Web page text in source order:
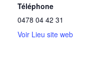
Téléphone
0478 04 42 31
Voir Lieu site web